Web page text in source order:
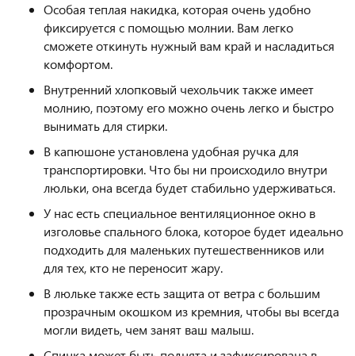
Особая теплая накидка, которая очень удобно
фиксируется с помощью молнии. Вам легко
сможете откинуть нужный вам край и насладиться
комфортом.
Внутренний хлопковый чехольчик также имеет
молнию, поэтому его можно очень легко и быстро
вынимать для стирки.
В капюшоне установлена удобная ручка для
транспортировки. Что бы ни происходило внутри
люльки, она всегда будет стабильно удерживаться.
У нас есть специальное вентиляционное окно в
изголовье спального блока, которое будет идеально
подходить для маленьких путешественников или
для тех, кто не переносит жару.
В люльке также есть защита от ветра с большим
прозрачным окошком из кремния, чтобы вы всегда
могли видеть, чем занят ваш малыш.